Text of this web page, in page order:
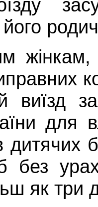
виїзд
для
дитячих
без
як три